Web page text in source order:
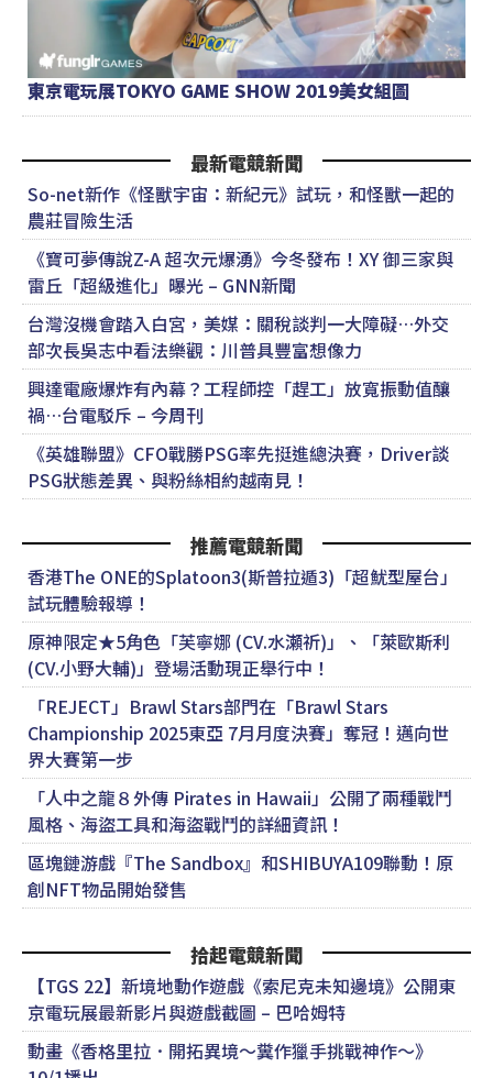
東京電玩展TOKYO GAME SHOW 2019美女組圖
最新電競新聞
So-net新作《怪獸宇宙：新紀元》試玩，和怪獸一起的
農莊冒險生活
《寶可夢傳說Z-A 超次元爆湧》今冬發布！XY 御三家與
雷丘「超級進化」曝光 – GNN新聞
台灣沒機會踏入白宮，美媒：關稅談判一大障礙…外交
部次長吳志中看法樂觀：川普具豐富想像力
興達電廠爆炸有內幕？工程師控「趕工」放寬振動值釀
禍…台電駁斥 – 今周刊
《英雄聯盟》CFO戰勝PSG率先挺進總決賽，Driver談
PSG狀態差異、與粉絲相約越南見！
推薦電競新聞
香港The ONE的Splatoon3(斯普拉遁3)「超魷型屋台」
試玩體驗報導！
原神限定★5角色「芙寧娜 (CV.水瀬祈)」、「萊歐斯利
(CV.小野大輔)」登場活動現正舉行中！
「REJECT」Brawl Stars部門在「Brawl Stars
Championship 2025東亞 7月月度決賽」奪冠！邁向世
界大賽第一步
「人中之龍８外傳 Pirates in Hawaii」公開了兩種戰鬥
風格、海盜工具和海盜戰鬥的詳細資訊！
區塊鏈游戲『The Sandbox』和SHIBUYA109聯動！原
創NFT物品開始發售
拾起電競新聞
【TGS 22】新境地動作遊戲《索尼克未知邊境》公開東
京電玩展最新影片與遊戲截圖 – 巴哈姆特
動畫《香格里拉．開拓異境～糞作獵手挑戰神作～》